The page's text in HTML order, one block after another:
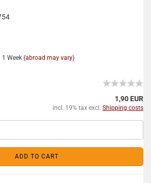
1 Week (abroad may vary)
1,90 EUR
incl. 19% tax excl. Shipping costs
ADD TO CART